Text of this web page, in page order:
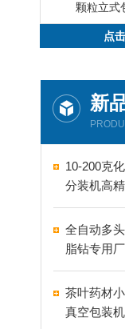
颗粒立式
点
新
10-200克
分装机高
全自动多
脂钻专用
茶叶药材
真空包装